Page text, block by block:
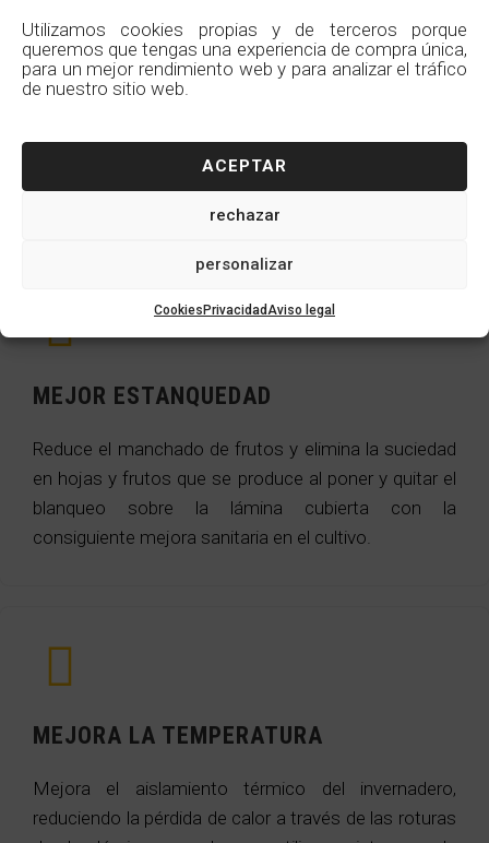
Utilizamos cookies propias y de terceros porque
queremos que tengas una experiencia de compra única,
para un mejor rendimiento web y para analizar el tráfico
de nuestro sitio web.
ACEPTAR
rechazar
personalizar
CookiesPrivacidad Aviso legal
SIN PORTES EXTRAS DE NUTRIENTES
Reduce los aportes extras de nutrientes y abonos
lavado y lixiviación de nutrientes y abonos del suelo,
provocados por la entrada de agua de lluvia dentro
del invernadero a través de roturas.
MEJOR ESTANQUEDAD
Reduce el manchado de frutos y elimina la suciedad
en hojas y frutos que se produce al poner y quitar el
blanqueo sobre la lámina cubierta con la
consiguiente mejora sanitaria en el cultivo.
MEJORA LA TEMPERATURA
Mejora el aislamiento térmico del invernadero,
reduciendo la pérdida de calor a través de las roturas